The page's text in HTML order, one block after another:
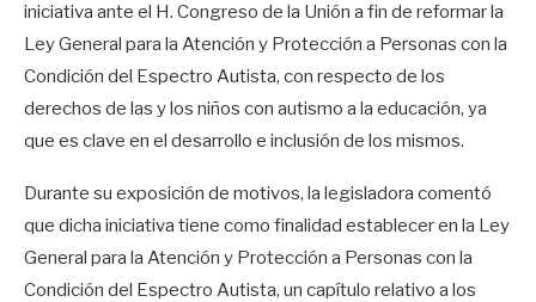
iniciativa ante el H. Congreso de la Unión a fin de reformar la
Ley General para la Atención y Protección a Personas con la
Condición del Espectro Autista, con respecto de los
derechos de las y los niños con autismo a la educación, ya
que es clave en el desarrollo e inclusión de los mismos.
Durante su exposición de motivos, la legisladora comentó
que dicha iniciativa tiene como finalidad establecer en la Ley
General para la Atención y Protección a Personas con la
Condición del Espectro Autista, un capítulo relativo a los